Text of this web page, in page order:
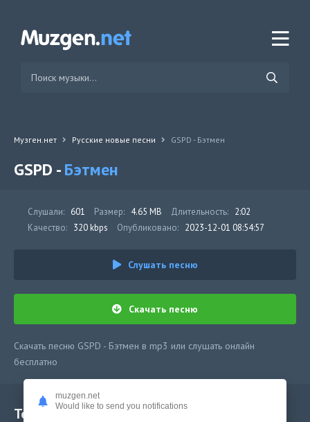
Музген.нет Русские новые песни GSPD - Бэтмен
GSPD -Бэтмен
Слушали: 601 Размер: 4.65 MB Длительность: 2:02
Качество: 320 kbps Опубликовано: 2023-12-01 08:54:57
Слушать песню
Скачать песню
Скачать песню GSPD - Бэтмен в mp3 или слушать онлайн
бесплатно
Текст песни
muzgen.net
Would like to send you notifications